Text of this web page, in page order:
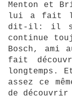
Menton et
lui a fait
dit-il: il
continue
Bosch, ami
fait
longtemps.
assez ce
de découvrir